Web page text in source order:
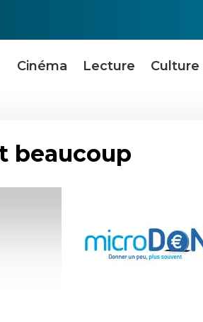
Cinéma Lecture Culture
beaucoup